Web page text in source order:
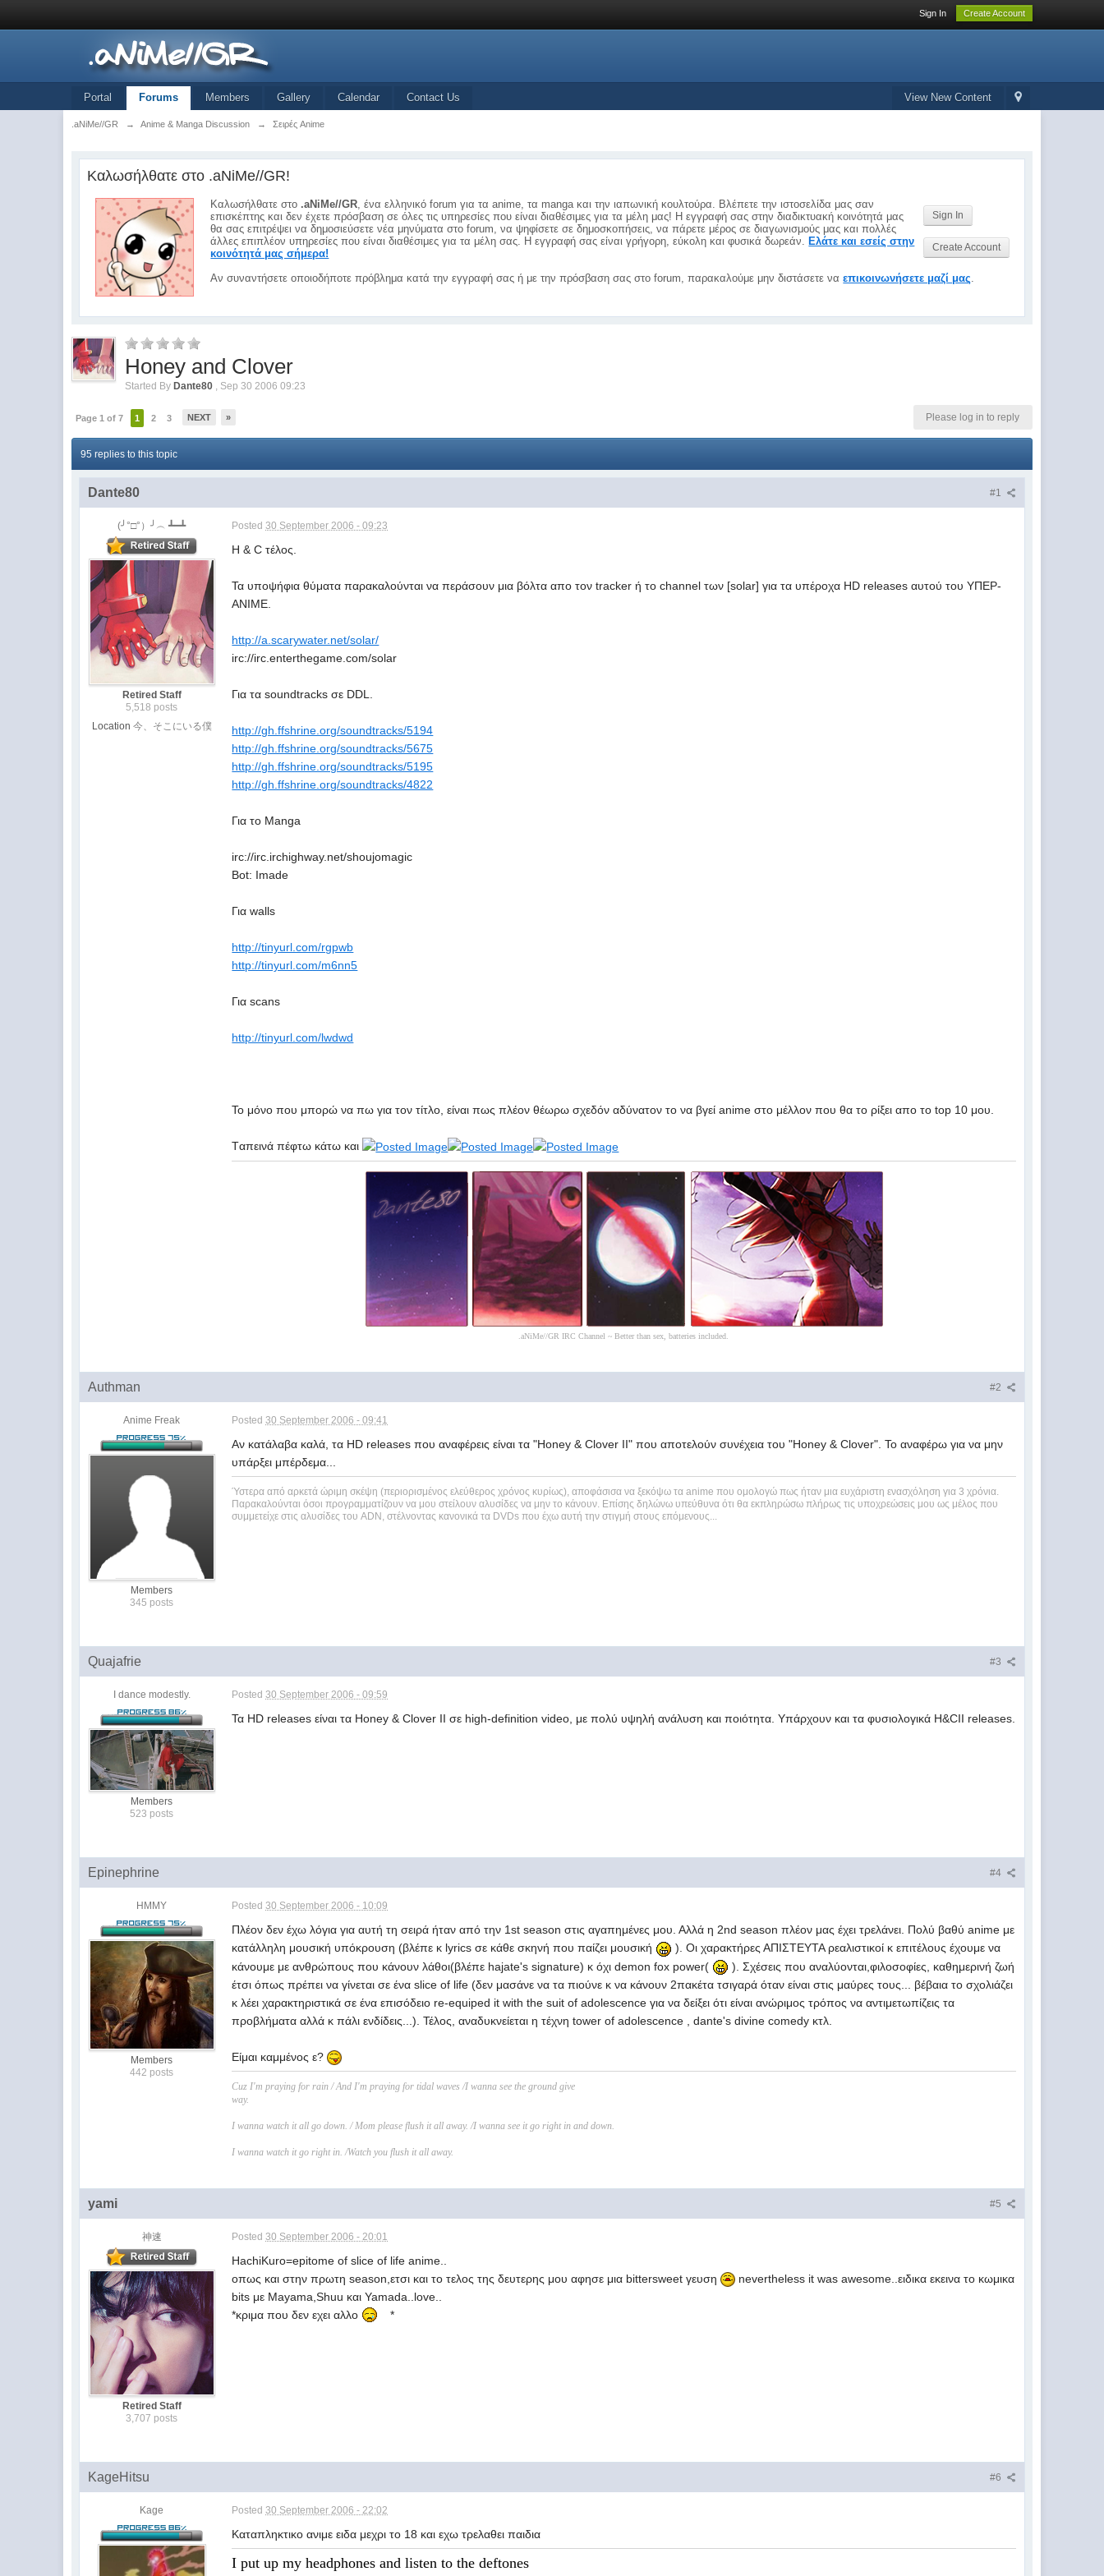
Sign In Create Account
View New Content
Portal Forums Members Gallery Calendar Contact Us
.aNiMe//GR → Anime & Manga Discussion → Σειρές Anime
Καλωσήλθατε στο .aNiMe//GR!
Sign In
Create Account
Καλωσήλθατε στο .aNiMe//GR, ένα ελληνικό forum για τα anime, τα manga και την ιαπωνική κουλτούρα. Βλέπετε την ιστοσελίδα μας σαν
επισκέπτης και δεν έχετε πρόσβαση σε όλες τις υπηρεσίες που είναι διαθέσιμες για τα μέλη μας! Η εγγραφή σας στην διαδικτυακή κοινότητά μας
θα σας επιτρέψει να δημοσιεύσετε νέα μηνύματα στο forum, να ψηφίσετε σε δημοσκοπήσεις, να πάρετε μέρος σε διαγωνισμούς μας και πολλές
άλλες επιπλέον υπηρεσίες που είναι διαθέσιμες για τα μέλη σας. Η εγγραφή σας είναι γρήγορη, εύκολη και φυσικά δωρεάν. Ελάτε και εσείς στην
κοινότητά μας σήμερα!
Αν συναντήσετε οποιοδήποτε πρόβλημα κατά την εγγραφή σας ή με την πρόσβαση σας στο forum, παρακαλούμε μην διστάσετε ναεπικοινωνήσετε μαζί μας.
Honey and Clover
Started By Dante80 , Sep 30 2006 09:23
Page 1 of 7 1 2 3 NEXT » Please log in to reply
95 replies to this topic
#1
Dante80
(╯°□°）╯︵ ┻━┻
Retired Staff
5,518 posts
Location 今、そこにいる僕
Posted30 September 2006 - 09:23
Η & C τέλος.
Τα υποψήφια θύματα παρακαλούνται να περάσουν μια βόλτα απο τον tracker ή το channel των [solar] για τα υπέροχα HD releases αυτού του ΥΠΕΡ-
ANIME.
http://a.scarywater.net/solar/
irc://irc.enterthegame.com/solar
Για τα soundtracks σε DDL.
http://gh.ffshrine.org/soundtracks/5194
http://gh.ffshrine.org/soundtracks/5675
http://gh.ffshrine.org/soundtracks/5195
http://gh.ffshrine.org/soundtracks/4822
Για το Manga
irc://irc.irchighway.net/shoujomagic
Bot: Imade
Για walls
http://tinyurl.com/rgpwb
http://tinyurl.com/m6nn5
Για scans
http://tinyurl.com/lwdwd
To μόνο που μπορώ να πω για τον τίτλο, είναι πως πλέον θέωρω σχεδόν αδύνατον το να βγεί anime στο μέλλον που θα το ρίξει απο το top 10 μου.
Tαπεινά πέφτω κάτω και
.aNiMe//GR IRC Channel ~ Better than sex, batteries included.
#2
Authman
Anime Freak
Members
345 posts
Posted30 September 2006 - 09:41
Αν κατάλαβα καλά, τα HD releases που αναφέρεις είναι τα "Honey & Clover II" που αποτελούν συνέχεια του "Honey & Clover". Το αναφέρω για να μην
υπάρξει μπέρδεμα...
Ύστερα από αρκετά ώριμη σκέψη (περιορισμένος ελεύθερος χρόνος κυρίως), αποφάσισα να ξεκόψω τα anime που ομολογώ πως ήταν μια ευχάριστη ενασχόληση για 3 χρόνια.
Παρακαλούνται όσοι προγραμματίζουν να μου στείλουν αλυσίδες να μην το κάνουν. Επίσης δηλώνω υπεύθυνα ότι θα εκπληρώσω πλήρως τις υποχρεώσεις μου ως μέλος που
συμμετείχε στις αλυσίδες του ADN, στέλνοντας κανονικά τα DVDs που έχω αυτή την στιγμή στους επόμενους...
#3
Quajafrie
I dance modestly.
Members
523 posts
Posted30 September 2006 - 09:59
Τα HD releases είναι τα Honey & Clover II σε high-definition video, με πολύ υψηλή ανάλυση και ποιότητα. Υπάρχουν και τα φυσιολογικά H&CII releases.
#4
Epinephrine
HMMY
Members
442 posts
Posted30 September 2006 - 10:09
Πλέον δεν έχω λόγια για αυτή τη σειρά ήταν από την 1st season στις αγαπημένες μου. Αλλά η 2nd season πλέον μας έχει τρελάνει. Πολύ βαθύ anime με
κατάλληλη μουσική υπόκρουση (βλέπε κ lyrics σε κάθε σκηνή που παίζει μουσική
). Οι χαρακτήρες ΑΠΙΣΤΕΥΤΑ ρεαλιστικοί κ επιτέλους έχουμε να
κάνουμε με ανθρώπους που κάνουν λάθοι(βλέπε hajate's signature) κ όχι demon fox power(
). Σχέσεις που αναλύονται,φιλοσοφίες, καθημερινή ζωή
έτσι όπως πρέπει να γίνεται σε ένα slice of life (δεν μασάνε να τα πιούνε κ να κάνουν 2πακέτα τσιγαρά όταν είναι στις μαύρες τους... βέβαια το σχολιάζει
κ λέει χαρακτηριστικά σε ένα επισόδειο re-equiped it with the suit of adolescence για να δείξει ότι είναι ανώριμος τρόπος να αντιμετωπίζεις τα
προβλήματα αλλά κ πάλι ενδίδεις...). Τέλος, αναδυκνείεται η τέχνη tower of adolescence , dante's divine comedy κτλ.
Είμαι καμμένος ε?
Cuz I'm praying for rain / And I'm praying for tidal waves /I wanna see the ground give
way.
I wanna watch it all go down. / Mom please flush it all away. /I wanna see it go right in and down.
I wanna watch it go right in. /Watch you flush it all away.
#5
yami
神速
Retired Staff
3,707 posts
Posted30 September 2006 - 20:01
HachiKuro=epitome of slice of life anime..
οπως και στην πρωτη season,ετσι και το τελος της δευτερης μου αφησε μια bittersweet γευση
nevertheless it was awesome..ειδικα εκεινα το κωμικα
bits με Μayama,Shuu και Yamada..love..
*κριμα που δεν εχει αλλο
*
#6
KageHitsu
Kage Posted30 September 2006 - 22:02
Καταπληκτικο ανιμε ειδα μεχρι το 18 και εχω τρελαθει παιδια
I put up my headphones and listen to the deftones